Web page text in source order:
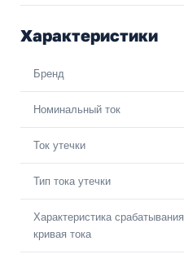
Характеристики
Бренд
Номинальный ток
Ток утечки
Тип тока утечки
Характеристика срабатывания
кривая тока